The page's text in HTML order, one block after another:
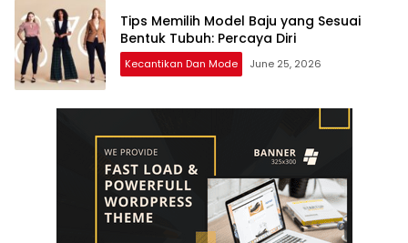
Tips Memilih Model Baju yang Sesuai
Bentuk Tubuh: Percaya Diri
Kecantikan Dan Mode June 25, 2026